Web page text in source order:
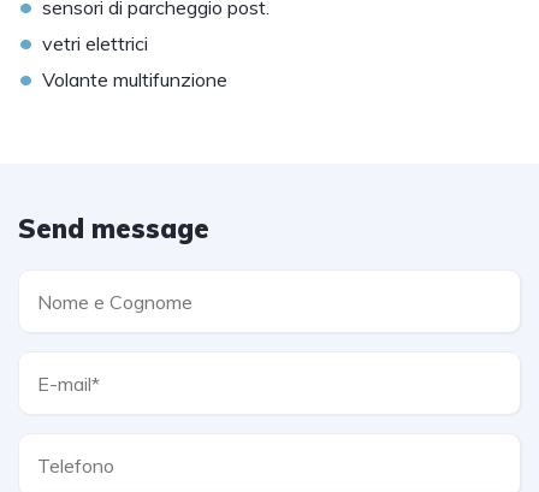
sensori di parcheggio post.
• vetri elettrici
• Volante multifunzione
Send message